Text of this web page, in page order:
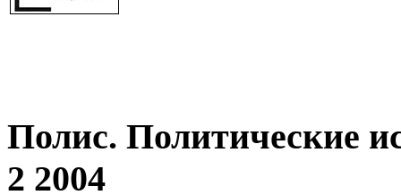
Полис. Политические
2 2004